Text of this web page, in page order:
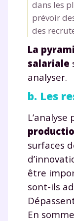
dans les
prévoir
des
La
salariale
analyser.
b. Les
surfaces
être
sont-ils
En